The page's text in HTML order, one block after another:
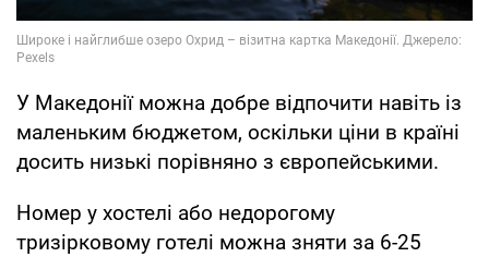
У Македонії можна добре відпочити навіть із
маленьким бюджетом, оскільки ціни в країні
досить низькі порівняно з європейськими.
Номер у хостелі або недорогому
тризірковому готелі можна зняти за 6-25